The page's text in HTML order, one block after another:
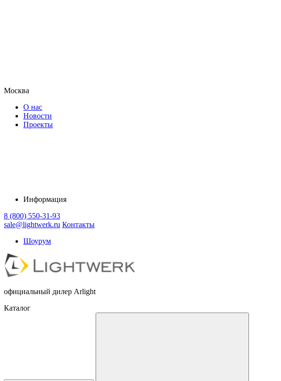
Москва
О нас
Новости
Проекты
Информация
8 (800) 550-31-93
sale@lightwerk.ru Контакты
Шоурум
официальный дилер Arlight
Каталог